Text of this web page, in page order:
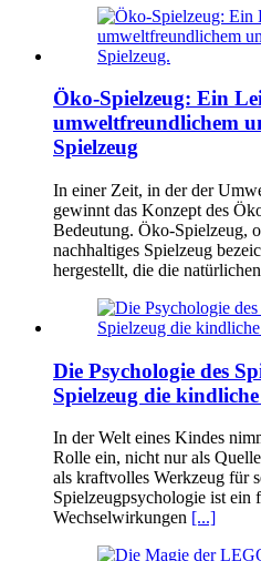
Öko-Spielzeug: Ein
umweltfreundlichem
Spielzeug
In einer Zeit, in der der
gewinnt das Konzept des
Bedeutung. Öko-Spielzeug,
nachhaltiges Spielzeug
hergestellt, die die
Die Psychologie des
Spielzeug die
In der Welt eines Kindes
Rolle ein, nicht nur als
als kraftvolles Werkzeug für
Spielzeugpsychologie ist ein
Wechselwirkungen [...]